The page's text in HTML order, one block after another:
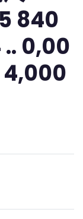
840
.. 0,00
4,000